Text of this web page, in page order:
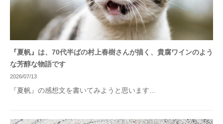
『夏帆』は、70代半ばの村上春樹さんが描く、貴腐ワインのよう
な芳醇な物語です
2026/07/13
『夏帆』の感想文を書いてみようと思います...